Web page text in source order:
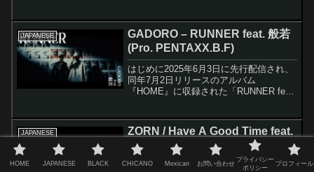
の楽曲は、アンダーグラウンドな世界を
生き...
JAPANESE
GADORO – RUNNER feat. 般若
(Pro. PENTAXX.B.F)
はじめに2025年6月3日に先行配信され、
同年7月2日リリースのアルバム
『HOME』に収録された「RUNNER feat.
楽曲は、2025年3月に行われたGADO...
JAPANESE
ZORN / Have A Good Time feat.
AKLO
はじめに2020年2月19日にリリースされ
HOME JAPANESE BLACK CHICANO Mexican お問い合わせ
プライバシー
ポリシー
プロフィール